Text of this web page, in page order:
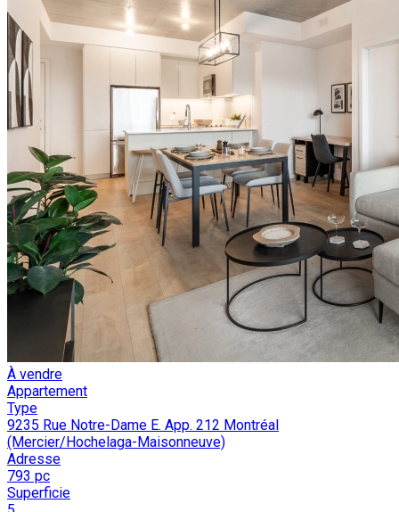
À vendre
Appartement
Type
9235 Rue Notre-Dame E. App. 212 Montréal
(Mercier/Hochelaga-Maisonneuve)
Adresse
793 pc
Superficie